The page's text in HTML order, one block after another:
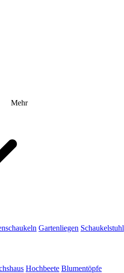
Mehr
Gartenliegen Schaukelstuhl
Hochbeete Blumentöpfe